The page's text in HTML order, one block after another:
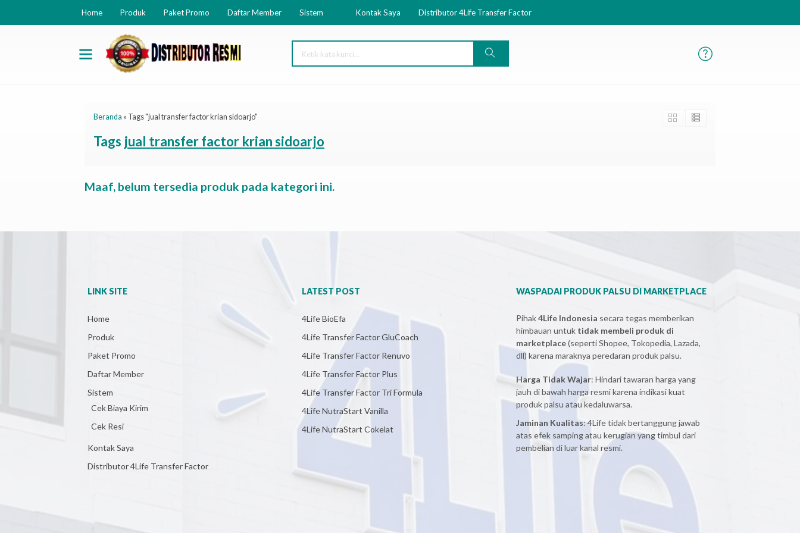
Home Produk Paket Promo Daftar Member Sistem Kontak Saya Distributor 4Life Transfer Factor
Beranda » Tags "jual transfer factor krian sidoarjo"
Tags jual transfer factor krian sidoarjo
Maaf, belum tersedia produk pada kategori ini.
LINK SITE
Home
Produk
Paket Promo
Daftar Member
Sistem
Cek Biaya Kirim
Cek Resi
Kontak Saya
Distributor 4Life Transfer Factor
LATEST POST
4Life BioEfa
4Life Transfer Factor GluCoach
4Life Transfer Factor Renuvo
4Life Transfer Factor Plus
4Life Transfer Factor Tri Formula
4Life NutraStart Vanilla
4Life NutraStart Cokelat
WASPADAI PRODUK PALSU DI MARKETPLACE
Pihak4Life Indonesia secara tegas memberikan
himbauan untuk tidak membeli produk di
marketplace(seperti Shopee, Tokopedia, Lazada,
dll) karena maraknya peredaran produk palsu.
Harga Tidak Wajar: Hindari tawaran harga yang
jauh di bawah harga resmi karena indikasi kuat
produk palsu atau kedaluwarsa.
Jaminan Kualitas: 4Life tidak bertanggung jawab
atas efek samping atau kerugian yang timbul dari
pembelian di luar kanal resmi.